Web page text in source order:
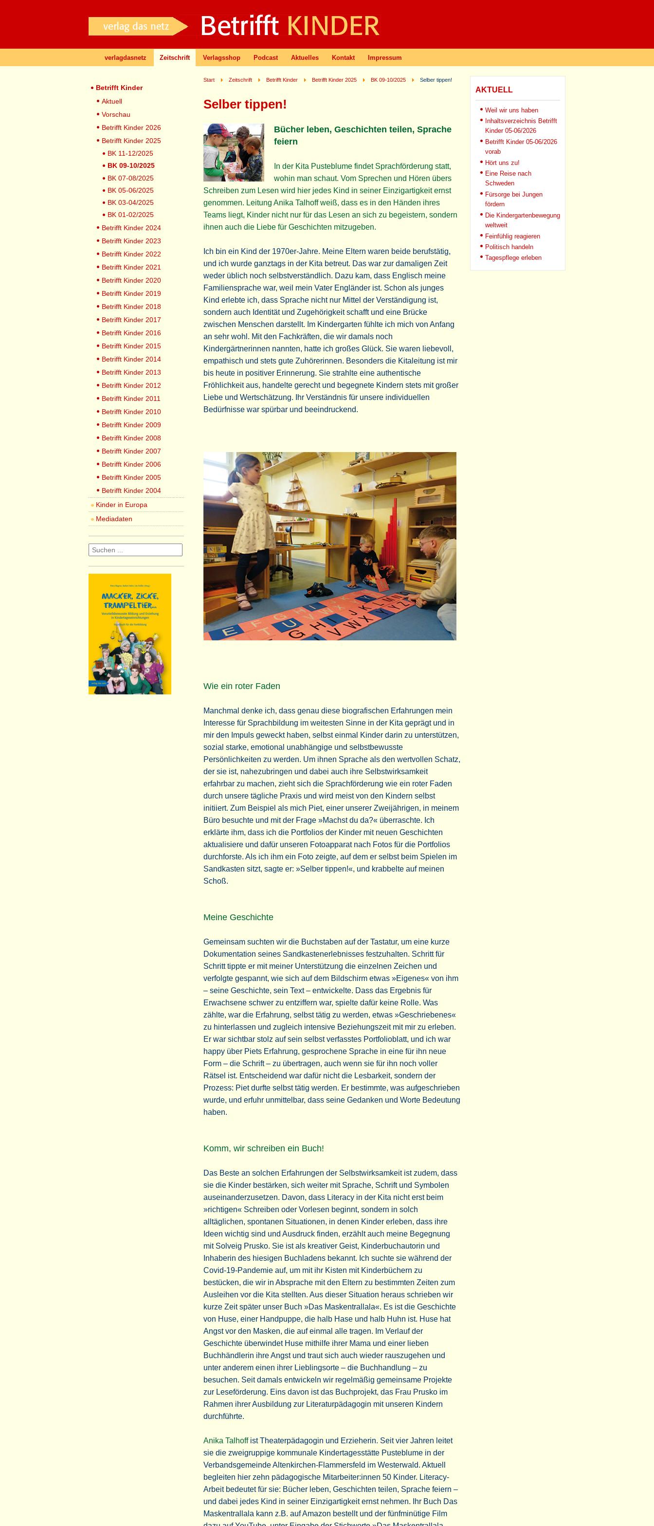
verlagdasnetz Zeitschrift Verlagsshop Podcast Aktuelles Kontakt Impressum
Start Zeitschrift Betrifft Kinder Betrifft Kinder 2025 BK 09-10/2025 Selber tippen!
Selber tippen!
Bücher leben, Geschichten teilen, Sprache
feiern
In der Kita Pusteblume findet Sprachförderung statt,
wohin man schaut. Vom Sprechen und Hören übers
Schreiben zum Lesen wird hier jedes Kind in seiner Einzigartigkeit ernst
genommen. Leitung Anika Talhoff weiß, dass es in den Händen ihres
Teams liegt, Kinder nicht nur für das Lesen an sich zu begeistern, sondern
ihnen auch die Liebe für Geschichten mitzugeben.
Ich bin ein Kind der 1970er-Jahre. Meine Eltern waren beide berufstätig,
und ich wurde ganztags in der Kita betreut. Das war zur damaligen Zeit
weder üblich noch selbstverständlich. Dazu kam, dass Englisch meine
Familiensprache war, weil mein Vater Engländer ist. Schon als junges
Kind erlebte ich, dass Sprache nicht nur Mittel der Verständigung ist,
sondern auch Identität und Zugehörigkeit schafft und eine Brücke
zwischen Menschen darstellt. Im Kindergarten fühlte ich mich von Anfang
an sehr wohl. Mit den Fachkräften, die wir damals noch
Kindergärtnerinnen nannten, hatte ich großes Glück. Sie waren liebevoll,
empathisch und stets gute Zuhörerinnen. Besonders die Kitaleitung ist mir
bis heute in positiver Erinnerung. Sie strahlte eine authentische
Fröhlichkeit aus, handelte gerecht und begegnete Kindern stets mit großer
Liebe und Wertschätzung. Ihr Verständnis für unsere individuellen
Bedürfnisse war spürbar und beeindruckend.
Wie ein roter Faden
Manchmal denke ich, dass genau diese biografischen Erfahrungen mein
Interesse für Sprachbildung im weitesten Sinne in der Kita geprägt und in
mir den Impuls geweckt haben, selbst einmal Kinder darin zu unterstützen,
sozial starke, emotional unabhängige und selbstbewusste
Persönlichkeiten zu werden. Um ihnen Sprache als den wertvollen Schatz,
der sie ist, nahezubringen und dabei auch ihre Selbstwirksamkeit
erfahrbar zu machen, zieht sich die Sprachförderung wie ein roter Faden
durch unsere tägliche Praxis und wird meist von den Kindern selbst
initiiert. Zum Beispiel als mich Piet, einer unserer Zweijährigen, in meinem
Büro besuchte und mit der Frage »Machst du da?« überraschte. Ich
erklärte ihm, dass ich die Portfolios der Kinder mit neuen Geschichten
aktualisiere und dafür unseren Fotoapparat nach Fotos für die Portfolios
durchforste. Als ich ihm ein Foto zeigte, auf dem er selbst beim Spielen im
Sandkasten sitzt, sagte er: »Selber tippen!«, und krabbelte auf meinen
Schoß.
Meine Geschichte
Gemeinsam suchten wir die Buchstaben auf der Tastatur, um eine kurze
Dokumentation seines Sandkastenerlebnisses festzuhalten. Schritt für
Schritt tippte er mit meiner Unterstützung die einzelnen Zeichen und
verfolgte gespannt, wie sich auf dem Bildschirm etwas »Eigenes« von ihm
– seine Geschichte, sein Text – entwickelte. Dass das Ergebnis für
Erwachsene schwer zu entziffern war, spielte dafür keine Rolle. Was
zählte, war die Erfahrung, selbst tätig zu werden, etwas »Geschriebenes«
zu hinterlassen und zugleich intensive Beziehungszeit mit mir zu erleben.
Er war sichtbar stolz auf sein selbst verfasstes Portfolioblatt, und ich war
happy über Piets Erfahrung, gesprochene Sprache in eine für ihn neue
Form – die Schrift – zu übertragen, auch wenn sie für ihn noch voller
Rätsel ist. Entscheidend war dafür nicht die Lesbarkeit, sondern der
Prozess: Piet durfte selbst tätig werden. Er bestimmte, was aufgeschrieben
wurde, und erfuhr unmittelbar, dass seine Gedanken und Worte Bedeutung
haben.
Komm, wir schreiben ein Buch!
Das Beste an solchen Erfahrungen der Selbstwirksamkeit ist zudem, dass
sie die Kinder bestärken, sich weiter mit Sprache, Schrift und Symbolen
auseinanderzusetzen. Davon, dass Literacy in der Kita nicht erst beim
»richtigen« Schreiben oder Vorlesen beginnt, sondern in solch
alltäglichen, spontanen Situationen, in denen Kinder erleben, dass ihre
Ideen wichtig sind und Ausdruck finden, erzählt auch meine Begegnung
mit Solveig Prusko. Sie ist als kreativer Geist, Kinderbuchautorin und
Inhaberin des hiesigen Buchladens bekannt. Ich suchte sie während der
Covid-19-Pandemie auf, um mit ihr Kisten mit Kinderbüchern zu
bestücken, die wir in Absprache mit den Eltern zu bestimmten Zeiten zum
Ausleihen vor die Kita stellten. Aus dieser Situation heraus schrieben wir
kurze Zeit später unser Buch »Das Maskentrallala«. Es ist die Geschichte
von Huse, einer Handpuppe, die halb Hase und halb Huhn ist. Huse hat
Angst vor den Masken, die auf einmal alle tragen. Im Verlauf der
Geschichte überwindet Huse mithilfe ihrer Mama und einer lieben
Buchhändlerin ihre Angst und traut sich auch wieder rauszugehen und
unter anderem einen ihrer Lieblingsorte – die Buchhandlung – zu
besuchen. Seit damals entwickeln wir regelmäßig gemeinsame Projekte
zur Leseförderung. Eins davon ist das Buchprojekt, das Frau Prusko im
Rahmen ihrer Ausbildung zur Literaturpädagogin mit unseren Kindern
durchführte.
Anika Talhoffist Theaterpädagogin und Erzieherin. Seit vier Jahren leitet
sie die zweigruppige kommunale Kindertagesstätte Pusteblume in der
Verbandsgemeinde Altenkirchen-Flammersfeld im Westerwald. Aktuell
begleiten hier zehn pädagogische Mitarbeiter:innen 50 Kinder. Literacy-
Arbeit bedeutet für sie: Bücher leben, Geschichten teilen, Sprache feiern –
und dabei jedes Kind in seiner Einzigartigkeit ernst nehmen. Ihr Buch Das
Maskentrallala kann z.B. auf Amazon bestellt und der fünfminütige Film
Betrifft Kinder
Aktuell
Vorschau
Betrifft Kinder 2026
Betrifft Kinder 2025
BK 11-12/2025
BK 09-10/2025
BK 07-08/2025
BK 05-06/2025
BK 03-04/2025
BK 01-02/2025
Betrifft Kinder 2024
Betrifft Kinder 2023
Betrifft Kinder 2022
Betrifft Kinder 2021
Betrifft Kinder 2020
Betrifft Kinder 2019
Betrifft Kinder 2018
Betrifft Kinder 2017
Betrifft Kinder 2016
Betrifft Kinder 2015
Betrifft Kinder 2014
Betrifft Kinder 2013
Betrifft Kinder 2012
Betrifft Kinder 2011
Betrifft Kinder 2010
Betrifft Kinder 2009
Betrifft Kinder 2008
Betrifft Kinder 2007
Betrifft Kinder 2006
Betrifft Kinder 2005
Betrifft Kinder 2004
Kinder in Europa
Mediadaten
AKTUELL
Weil wir uns haben
Inhaltsverzeichnis Betrifft
Kinder 05-06/2026
Betrifft Kinder 05-06/2026
vorab
Hört uns zu!
Eine Reise nach
Schweden
Fürsorge bei Jungen
fördern
Die Kindergartenbewegung
weltweit
Feinfühlig reagieren
Politisch handeln
Tagespflege erleben